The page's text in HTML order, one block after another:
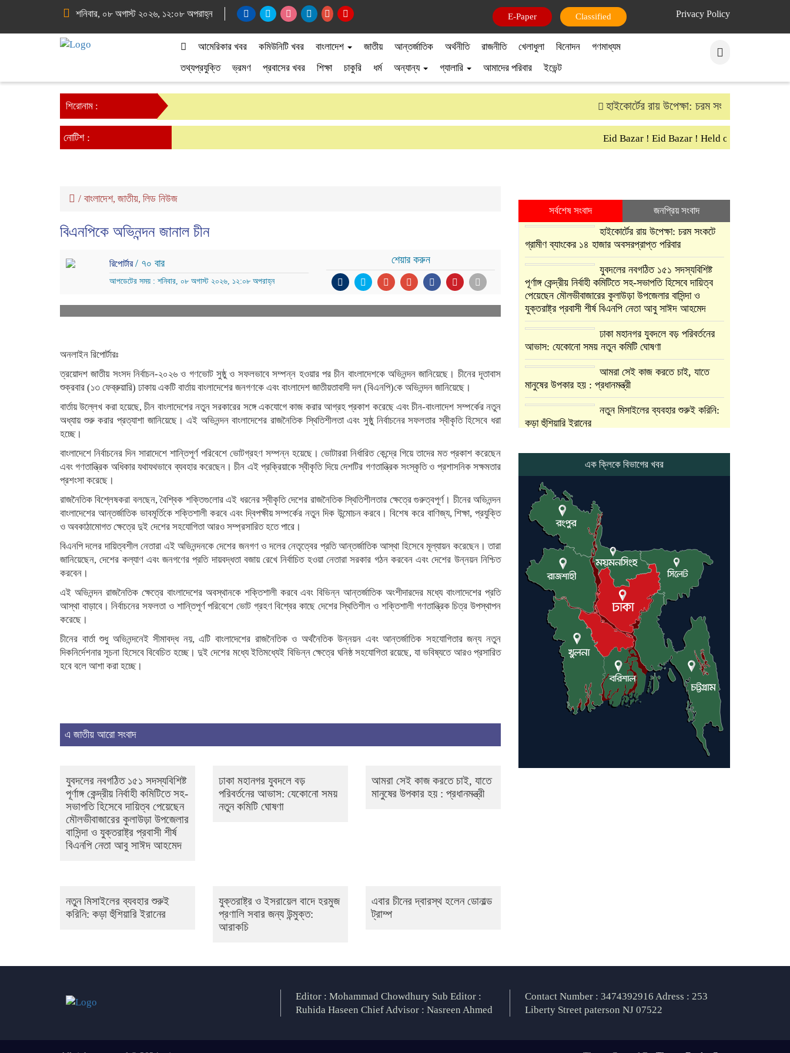
শনিবার, ০৮ অগাস্ট ২০২৬, ১২:০৮ অপরাহ্ন Privacy Policy
E-Paper Classified
আমেরিকার খবর কমিউনিটি খবর বাংলাদেশ জাতীয় আন্তর্জাতিক অর্থনীতি রাজনীতি খেলাধুলা বিনোদন
গণমাধ্যম
তথ্যপ্রযুক্তি
ভ্রমণ প্রবাসের খবর শিক্ষা চাকুরি ধর্ম অন্যান্য গ্যালারি আমাদের পরিবার ইভেন্ট
শিরোনাম : হাইকোর্টের রায় উপেক্ষা: চরম সংকটে গ্রামীণ
নোটিশ : Eid Bazar ! Eid Bazar ! Held on 30th March
/ বাংলাদেশ, জাতীয়, লিড নিউজ
বিএনপিকে অভিনন্দন জানাল চীন
রিপোর্টার/ ৭০ বার
আপডেটের সময় : শনিবার, ০৮ অগাস্ট ২০২৬, ১২:০৮ অপরাহ্ন
শেয়ার করুন
অনলাইন রিপোর্টারঃ
ত্রয়োদশ জাতীয় সংসদ নির্বাচন-২০২৬ ও গণভোট সুষ্ঠু ও সফলভাবে সম্পন্ন হওয়ার পর চীন বাংলাদেশকে অভিনন্দন জানিয়েছে। চীনের দূতাবাস
শুক্রবার (১৩ ফেব্রুয়ারি) ঢাকায় একটি বার্তায় বাংলাদেশের জনগণকে এবং বাংলাদেশ জাতীয়তাবাদী দল (বিএনপি)কে অভিনন্দন জানিয়েছে।
বার্তায় উল্লেখ করা হয়েছে, চীন বাংলাদেশের নতুন সরকারের সঙ্গে একযোগে কাজ করার আগ্রহ প্রকাশ করেছে এবং চীন-বাংলাদেশ সম্পর্কের নতুন
অধ্যায় শুরু করার প্রত্যাশা জানিয়েছে। এই অভিনন্দন বাংলাদেশের রাজনৈতিক স্থিতিশীলতা এবং সুষ্ঠু নির্বাচনের সফলতার স্বীকৃতি হিসেবে ধরা
হচ্ছে।
বাংলাদেশে নির্বাচনের দিন সারাদেশে শান্তিপূর্ণ পরিবেশে ভোটগ্রহণ সম্পন্ন হয়েছে। ভোটাররা নির্ধারিত কেন্দ্রে গিয়ে তাদের মত প্রকাশ করেছেন
এবং গণতান্ত্রিক অধিকার যথাযথভাবে ব্যবহার করেছেন। চীন এই প্রক্রিয়াকে স্বীকৃতি দিয়ে দেশটির গণতান্ত্রিক সংস্কৃতি ও প্রশাসনিক সক্ষমতার
প্রশংসা করেছে।
রাজনৈতিক বিশ্লেষকরা বলছেন, বৈশ্বিক শক্তিগুলোর এই ধরনের স্বীকৃতি দেশের রাজনৈতিক স্থিতিশীলতার ক্ষেত্রে গুরুত্বপূর্ণ। চীনের অভিনন্দন
বাংলাদেশের আন্তর্জাতিক ভাবমূর্তিকে শক্তিশালী করবে এবং দ্বিপক্ষীয় সম্পর্কের নতুন দিক উন্মোচন করবে। বিশেষ করে বাণিজ্য, শিক্ষা, প্রযুক্তি
ও অবকাঠামোগত ক্ষেত্রে দুই দেশের সহযোগিতা আরও সম্প্রসারিত হতে পারে।
বিএনপি দলের দায়িত্বশীল নেতারা এই অভিনন্দনকে দেশের জনগণ ও দলের নেতৃত্বের প্রতি আন্তর্জাতিক আস্থা হিসেবে মূল্যায়ন করেছেন। তারা
জানিয়েছেন, দেশের কল্যাণ এবং জনগণের প্রতি দায়বদ্ধতা বজায় রেখে নির্বাচিত হওয়া নেতারা সরকার গঠন করবেন এবং দেশের উন্নয়ন নিশ্চিত
করবেন।
এই অভিনন্দন রাজনৈতিক ক্ষেত্রে বাংলাদেশের অবস্থানকে শক্তিশালী করবে এবং বিভিন্ন আন্তর্জাতিক অংশীদারদের মধ্যে বাংলাদেশের প্রতি
আস্থা বাড়াবে। নির্বাচনের সফলতা ও শান্তিপূর্ণ পরিবেশে ভোট গ্রহণ বিশ্বের কাছে দেশের স্থিতিশীল ও শক্তিশালী গণতান্ত্রিক চিত্র উপস্থাপন
করেছে।
চীনের বার্তা শুধু অভিনন্দনেই সীমাবদ্ধ নয়, এটি বাংলাদেশের রাজনৈতিক ও অর্থনৈতিক উন্নয়ন এবং আন্তর্জাতিক সহযোগিতার জন্য নতুন
দিকনির্দেশনার সূচনা হিসেবে বিবেচিত হচ্ছে। দুই দেশের মধ্যে ইতিমধ্যেই বিভিন্ন ক্ষেত্রে ঘনিষ্ঠ সহযোগিতা রয়েছে, যা ভবিষ্যতে আরও প্রসারিত
হবে বলে আশা করা হচ্ছে।
এ জাতীয় আরো সংবাদ
যুবদলের নবগঠিত ১৫১ সদস্যবিশিষ্ট
পূর্ণাঙ্গ কেন্দ্রীয় নির্বাহী কমিটিতে সহ-
সভাপতি হিসেবে দায়িত্ব পেয়েছেন
মৌলভীবাজারের কুলাউড়া উপজেলার
বাসিন্দা ও যুক্তরাষ্ট্র প্রবাসী শীর্ষ
বিএনপি নেতা আবু সাঈদ আহমেদ
ঢাকা মহানগর যুবদলে বড়
পরিবর্তনের আভাস: যেকোনো সময়
নতুন কমিটি ঘোষণা
আমরা সেই কাজ করতে চাই, যাতে
মানুষের উপকার হয় : প্রধানমন্ত্রী
নতুন মিসাইলের ব্যবহার শুরুই
করিনি: কড়া হুঁশিয়ারি ইরানের
যুক্তরাষ্ট্র ও ইসরায়েল বাদে হরমুজ
প্রণালি সবার জন্য উন্মুক্ত:
আরাকচি
এবার চীনের দ্বারস্থ হলেন ডোনাল্ড
ট্রাম্প
সর্বশেষ সংবাদ জনপ্রিয় সংবাদ
হাইকোর্টের রায় উপেক্ষা: চরম সংকটে
গ্রামীণ ব্যাংকের ১৪ হাজার অবসরপ্রাপ্ত পরিবার
যুবদলের নবগঠিত ১৫১ সদস্যবিশিষ্ট
পূর্ণাঙ্গ কেন্দ্রীয় নির্বাহী কমিটিতে সহ-সভাপতি হিসেবে দায়িত্ব
পেয়েছেন মৌলভীবাজারের কুলাউড়া উপজেলার বাসিন্দা ও
যুক্তরাষ্ট্র প্রবাসী শীর্ষ বিএনপি নেতা আবু সাঈদ আহমেদ
ঢাকা মহানগর যুবদলে বড় পরিবর্তনের
আভাস: যেকোনো সময় নতুন কমিটি ঘোষণা
আমরা সেই কাজ করতে চাই, যাতে
মানুষের উপকার হয় : প্রধানমন্ত্রী
নতুন মিসাইলের ব্যবহার শুরুই করিনি:
কড়া হুঁশিয়ারি ইরানের
প্রণালি সবার জন্য উন্মুক্ত: আরাকচি
ট্রাম্প
ইরানে কঠোর হামলা অব্যাহত রাখতে
ট্রাম্পকে আহ্বান সৌদি আরবের
ইরাকসহ মধ্যপ্রাচ্যে ২৪ হামলা চালাল
ইরানপন্থি গোষ্ঠী
হরমুজ প্রণালী সুরক্ষায় মিত্ররা সাহায্য
না করলে ন্যাটোর ভবিষ্যৎ খারাপ হবে:
ট্রাম্প
এক ক্লিকে বিভাগের খবর
Editor : Mohammad Chowdhury Sub Editor :
Ruhida Haseen Chief Advisor : Nasreen Ahmed
Contact Number : 3474392916 Adress : 253
Liberty Street paterson NJ 07522